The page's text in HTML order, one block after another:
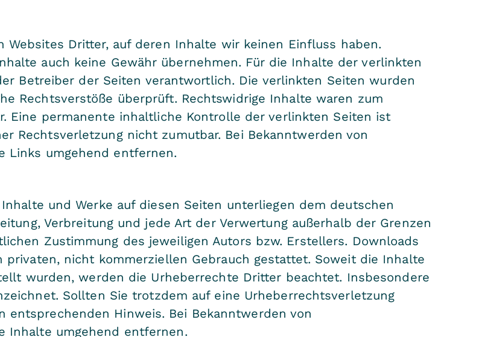
Websites Dritter, auf deren Inhalte wir keinen Einfluss haben.
auch keine Gewähr übernehmen. Für die Inhalte der verlinkten
Betreiber der Seiten verantwortlich. Die verlinkten Seiten wurden
Rechtsverstöße überprüft. Rechtswidrige Inhalte waren zum
Eine permanente inhaltliche Kontrolle der verlinkten Seiten ist
Rechtsverletzung nicht zumutbar. Bei Bekanntwerden von
Links umgehend entfernen.
und Werke auf diesen Seiten unterliegen dem deutschen
Verbreitung und jede Art der Verwertung außerhalb der Grenzen
Zustimmung des jeweiligen Autors bzw. Erstellers. Downloads
nicht kommerziellen Gebrauch gestattet. Soweit die Inhalte
wurden, werden die Urheberrechte Dritter beachtet. Insbesondere
Sollten Sie trotzdem auf eine Urheberrechtsverletzung
Hinweis. Bei Bekanntwerden von
Inhalte umgehend entfernen.